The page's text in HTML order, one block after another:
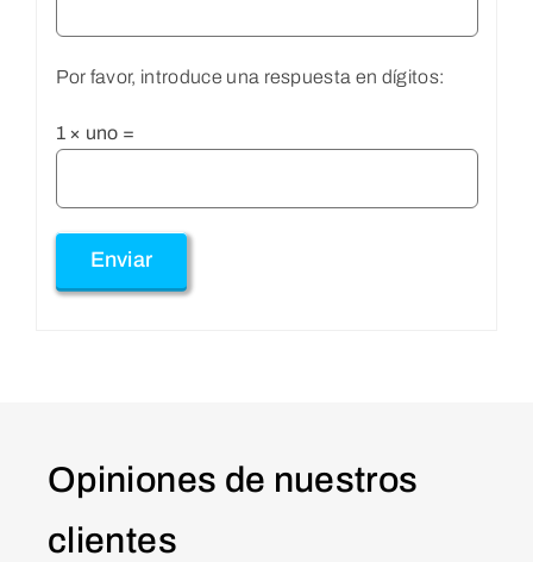
Por favor, introduce una respuesta en dígitos:
1 × uno =
Opiniones de nuestros
clientes